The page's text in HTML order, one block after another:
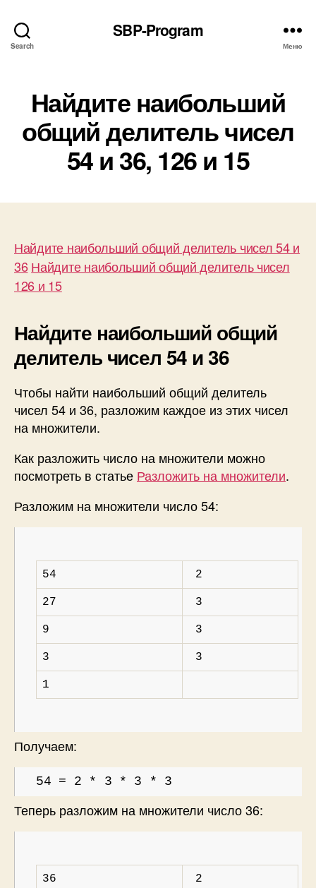
Search
SBP-Program
Меню
Найдите наибольший
общий делитель чисел
54 и 36, 126 и 15
Найдите наибольший общий делитель чисел 54 и
36 Найдите наибольший общий делитель чисел
126 и 15
Найдите наибольший общий
делитель чисел 54 и 36
Чтобы найти наибольший общий делитель
чисел 54 и 36, разложим каждое из этих чисел
на множители.
Как разложить число на множители можно
посмотреть в статье Разложить на множители.
Разложим на множители число 54:
54 2
27 3
9 3
3 3
1
Получаем:
54 = 2 * 3 * 3 * 3
Теперь разложим на множители число 36:
36 2